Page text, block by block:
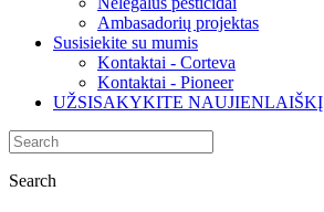
Ambasadorių projektas
Susisiekite su mumis
Kontaktai - Corteva
Kontaktai - Pioneer
UŽSISAKYKITE NAUJIENLAIŠKĮ
Search